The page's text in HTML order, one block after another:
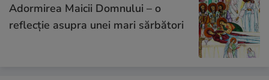
Adormirea Maicii Domnului – o
reflecție asupra unei mari sărbători